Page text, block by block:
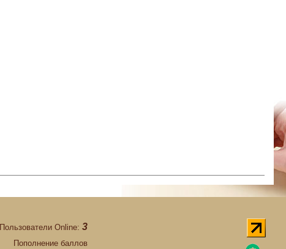
Пользователи Online: 3
Пополнение баллов